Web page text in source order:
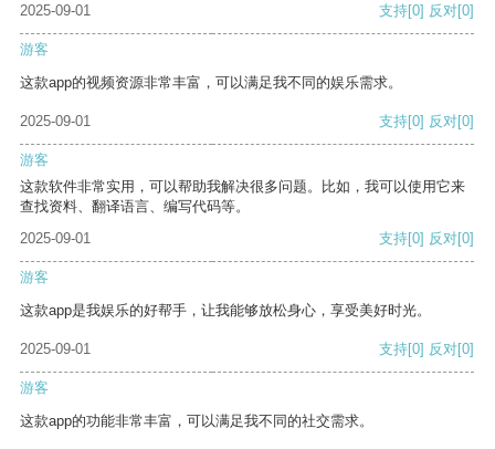
2025-09-01 支持[0] 反对[0]
游客
这款app的视频资源非常丰富，可以满足我不同的娱乐需求。
2025-09-01 支持[0] 反对[0]
游客
这款软件非常实用，可以帮助我解决很多问题。比如，我可以使用它来
查找资料、翻译语言、编写代码等。
2025-09-01
支持[0] 反对[0]
游客
这款app是我娱乐的好帮手，让我能够放松身心，享受美好时光。
2025-09-01 支持[0] 反对[0]
游客
这款app的功能非常丰富，可以满足我不同的社交需求。